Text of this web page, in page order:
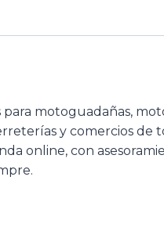
motoguadañas,
y comercios de
online, con